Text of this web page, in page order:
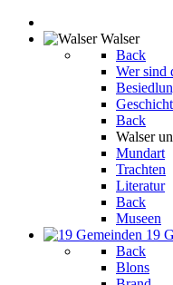
Walser
Back
Wer sind
Back
Walser
Mundart
Trachten
Literatur
Back
Museen
19
Back
Blons